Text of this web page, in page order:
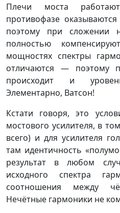
Плечи моста
противофазе
поэтому при сложении
полностью
мощностях спектры
отличаются — поэтому
происходит и
Элементарно, Ватсон!
Кстати говоря, это
мостового усилителя, в
всего) и для усилителя
там идентичность
результат в любом
исходного спектра
соотношения между
Нечётные гармоники не